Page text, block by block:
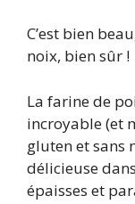
C’est bien
noix, bien sûr !
La farine de
incroyable (et
gluten et sans
délicieuse
épaisses et